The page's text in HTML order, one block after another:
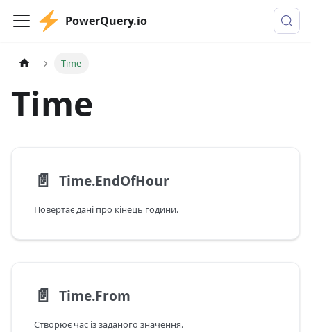
PowerQuery.io
Time
Time
📄️ Time.EndOfHour
Повертає дані про кінець години.
📄️ Time.From
Створює час із заданого значення.